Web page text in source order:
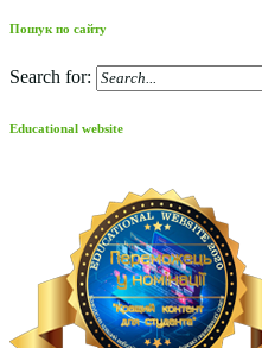
Пошук по сайту
Search for:
Educational website